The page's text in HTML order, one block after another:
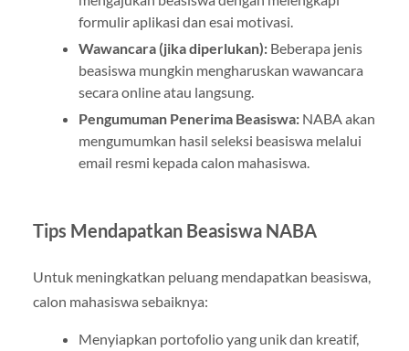
formulir aplikasi dan esai motivasi.
Wawancara (jika diperlukan):Beberapa jenis
beasiswa mungkin mengharuskan wawancara
secara online atau langsung.
Pengumuman Penerima Beasiswa:NABA akan
mengumumkan hasil seleksi beasiswa melalui
email resmi kepada calon mahasiswa.
Tips Mendapatkan Beasiswa NABA
Untuk meningkatkan peluang mendapatkan beasiswa,
calon mahasiswa sebaiknya:
Menyiapkan portofolio yang unik dan kreatif,